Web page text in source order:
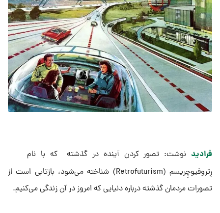
فرادید نوشت: تصور کردن آینده در گذشته که با نام
رِتروفیوچِریسم (Retrofuturism) شناخته می‌شود، بازتابی است از
تصورات مردمان گذشته درباره دنیایی که امروز در آن زندگی می‌کنیم.